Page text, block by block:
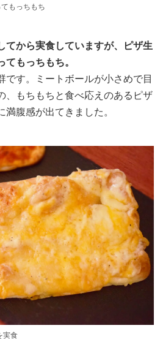
もっちもち
てから実食していますが、ピザ生
もっちもち。
です。ミートボールが小さめで目
、もちもちと食べ応えのあるピザ
腹感が出てきました。
実食